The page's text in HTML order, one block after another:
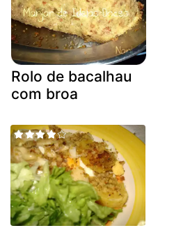
Rolo de bacalhau
com broa